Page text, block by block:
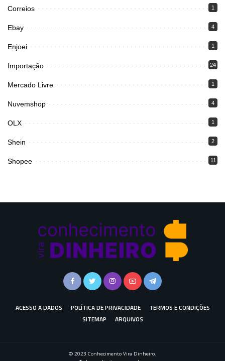
Correios 1
Ebay 4
Enjoei 1
Importação 24
Mercado Livre 1
Nuvemshop 4
OLX 1
Shein 2
Shopee 11
ACESSO A DADOS POLÍTICA DE PRIVACIDADE
TERMOS E CONDIÇÕES
SITEMAP
ARQUIVOS
© 2023 Conhecimento Vira Dinheiro.